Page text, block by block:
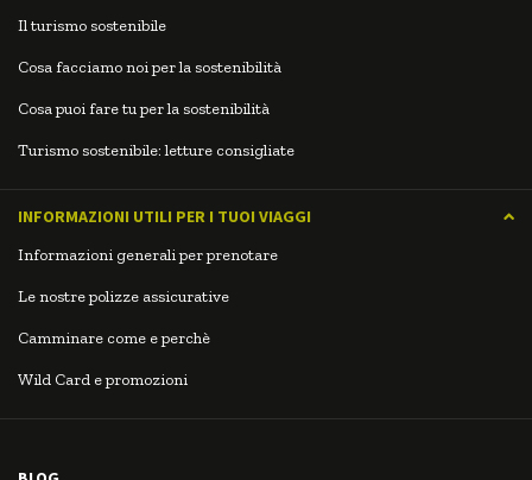
Il turismo sostenibile
Cosa facciamo noi per la sostenibilità
Cosa puoi fare tu per la sostenibilità
Turismo sostenibile: letture consigliate
INFORMAZIONI UTILI PER I TUOI VIAGGI
Informazioni generali per prenotare
Le nostre polizze assicurative
Camminare come e perchè
Wild Card e promozioni